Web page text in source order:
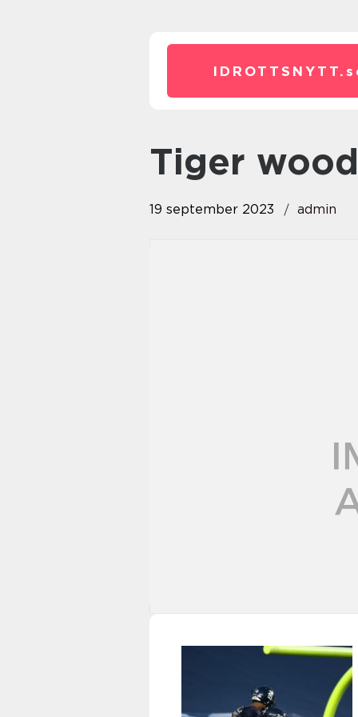
IDROTTSNYTT.
tiger
19 september 2023 admin